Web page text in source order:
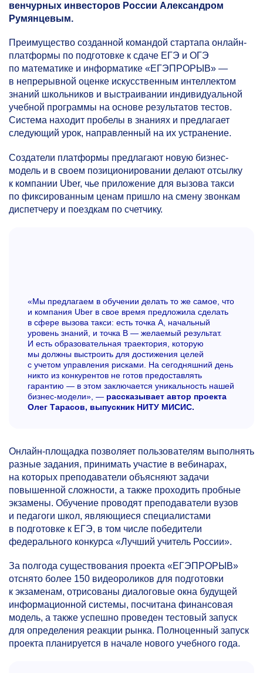
венчурных инвесторов России Александром
Румянцевым.
Преимущество созданной командой стартапа онлайн-
платформы по подготовке к сдаче ЕГЭ и ОГЭ
по математике и информатике «ЕГЭПРОРЫВ» —
в непрерывной оценке искусственным интеллектом
знаний школьников и выстраивании индивидуальной
учебной программы на основе результатов тестов.
Система находит пробелы в знаниях и предлагает
следующий урок, направленный на их устранение.
Создатели платформы предлагают новую бизнес-
модель и в своем позиционировании делают отсылку
к компании Uber, чье приложение для вызова такси
по фиксированным ценам пришло на смену звонкам
диспетчеру и поездкам по счетчику.
«Мы предлагаем в обучении делать то же самое, что
и компания Uber в свое время предложила сделать
в сфере вызова такси: есть точка А, начальный
уровень знаний, и точка В — желаемый результат.
И есть образовательная траектория, которую
мы должны выстроить для достижения целей
с учетом управления рисками. На сегодняшний день
никто из конкурентов не готов предоставлять
гарантию — в этом заключается уникальность нашей
бизнес-модели», — рассказывает автор проекта
Олег Тарасов, выпускник НИТУ МИСИС.
Онлайн-площадка позволяет пользователям выполнять
разные задания, принимать участие в вебинарах,
на которых преподаватели объясняют задачи
повышенной сложности, а также проходить пробные
экзамены. Обучение проводят преподаватели вузов
и педагоги школ, являющиеся специалистами
в подготовке к ЕГЭ, в том числе победители
федерального конкурса «Лучший учитель России».
За полгода существования проекта «ЕГЭПРОРЫВ»
отснято более 150 видеороликов для подготовки
к экзаменам, отрисованы диалоговые окна будущей
информационной системы, посчитана финансовая
модель, а также успешно проведен тестовый запуск
для определения реакции рынка. Полноценный запуск
проекта планируется в начале нового учебного года.